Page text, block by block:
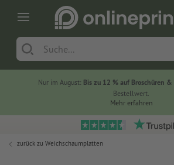
Nur im August: Bis zu 12 % auf Broschüren
Bestellwert.
Mehr erfahren
zurück zu Weichschaumplatten